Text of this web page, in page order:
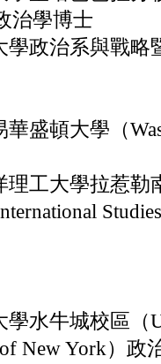
治學博士
學政治系與戰
華盛頓大學（
理工大學拉惹勒
水牛城校區（
New York）政